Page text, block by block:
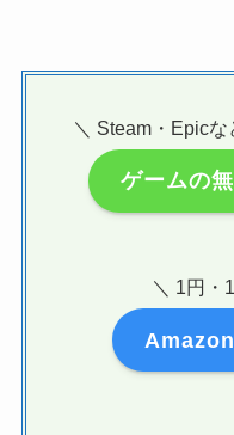
＼ Steam・Epic
ゲームの
＼ 1円・